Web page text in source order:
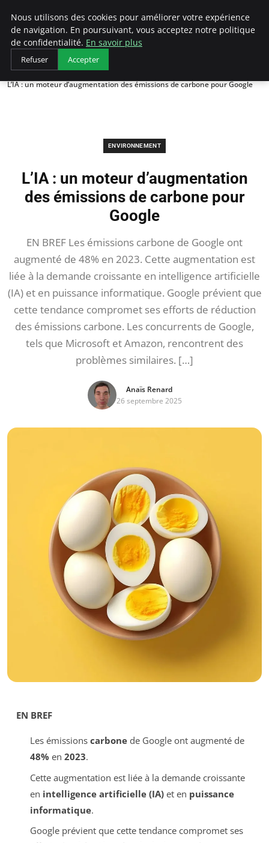
Arcticclimateemergency
Accueil
Environnement
L’IA : un moteur d’augmentation des émissions de carbone pour Google
ENVIRONNEMENT
L’IA : un moteur d’augmentation
des émissions de carbone pour
Google
EN BREF Les émissions carbone de Google ont
augmenté de 48% en 2023. Cette augmentation est
liée à la demande croissante en intelligence artificielle
(IA) et en puissance informatique. Google prévient que
cette tendance compromet ses efforts de réduction
des émissions carbone. Les concurrents de Google,
tels que Microsoft et Amazon, rencontrent des
problèmes similaires. […]
Anaïs Renard
26 septembre 2025
EN BREF
Les émissions carbonede Google ont augmenté de
48% en 2023.
Cette augmentation est liée à la demande croissante
en intelligence artificielle (IA)et en puissance
informatique.
Google prévient que cette tendance compromet ses
Nous utilisons des cookies pour améliorer votre expérience
de navigation. En poursuivant, vous acceptez notre politique
de confidentialité. En savoir plus
Refuser Accepter